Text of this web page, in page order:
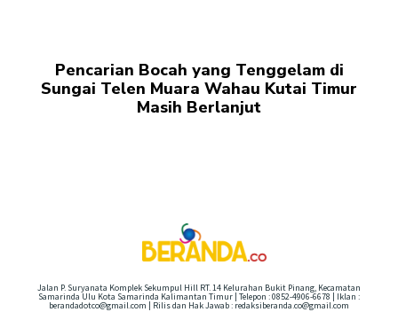
Pencarian Bocah yang Tenggelam di
Sungai Telen Muara Wahau Kutai Timur
Masih Berlanjut
Jalan P. Suryanata Komplek Sekumpul Hill RT. 14 Kelurahan Bukit Pinang, Kecamatan
Samarinda Ulu Kota Samarinda Kalimantan Timur | Telepon : 0852-4906-6678 | Iklan :
berandadotco@gmail.com | Rilis dan Hak Jawab : redaksiberanda.co@gmail.com